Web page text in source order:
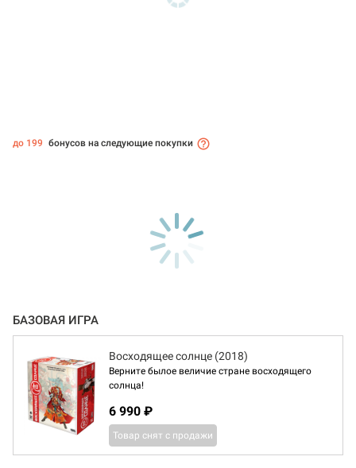
до 199 бонусов на следующие покупки
БАЗОВАЯ ИГРА
Восходящее солнце (2018)
Верните былое величие стране восходящего
солнца!
6 990 ₽
Товар снят с продажи